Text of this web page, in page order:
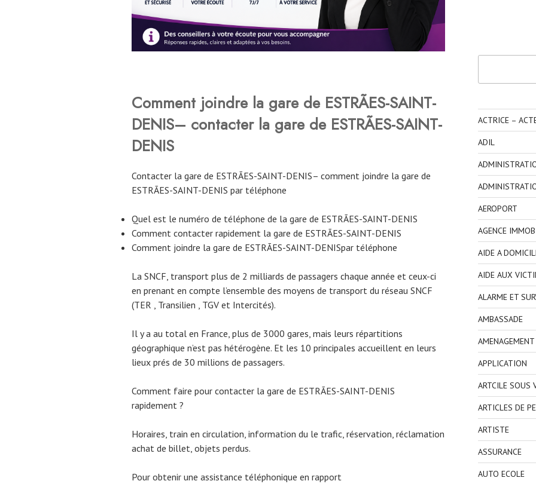
Comment joindre la gare de ESTRÃES-SAINT-
DENIS– contacter la gare de ESTRÃES-SAINT-
DENIS
Contacter la gare de ESTRÃES-SAINT-DENIS– comment joindre la gare de
ESTRÃES-SAINT-DENIS par téléphone
Quel est le numéro de téléphone de la gare de ESTRÃES-SAINT-DENIS
Comment contacter rapidement la gare de ESTRÃES-SAINT-DENIS
Comment joindre la gare de ESTRÃES-SAINT-DENISpar téléphone
La SNCF, transport plus de 2 milliards de passagers chaque année et ceux-ci
en prenant en compte l’ensemble des moyens de transport du réseau SNCF
(TER , Transilien , TGV et Intercités).
Il y a au total en France, plus de 3000 gares, mais leurs répartitions
géographique n’est pas hétérogène. Et les 10 principales accueillent en leurs
lieux prés de 30 millions de passagers.
Comment faire pour contacter la gare de ESTRÃES-SAINT-DENIS
rapidement ?
Horaires, train en circulation, information du le trafic, réservation, réclamation
achat de billet, objets perdus.
Pour obtenir une assistance téléphonique en rapport
ACTRICE –
ADIL
AEROPORT
AGENCE
AIDE A
AIDE AUX
ALARME ET
AMBASSADE
APPLICATION
ARTCILE SOUS
ARTICLES DE
ARTISTE
ASSURANCE
AUTO ECOLE